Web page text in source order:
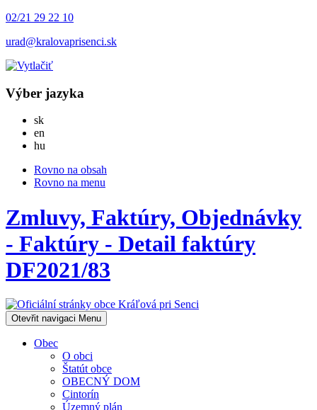
02/21 29 22 10
urad@kralovaprisenci.sk
Výber jazyka
skSlovensky
en
hu
Rovno na obsah
Rovno na menu
Zmluvy, Faktúry, Objednávky
- Faktúry - Detail faktúry
DF2021/83
Otevřit navigaci Menu
Obec
O obci
Štatút obce
OBECNÝ DOM
Cintorín
Územný plán